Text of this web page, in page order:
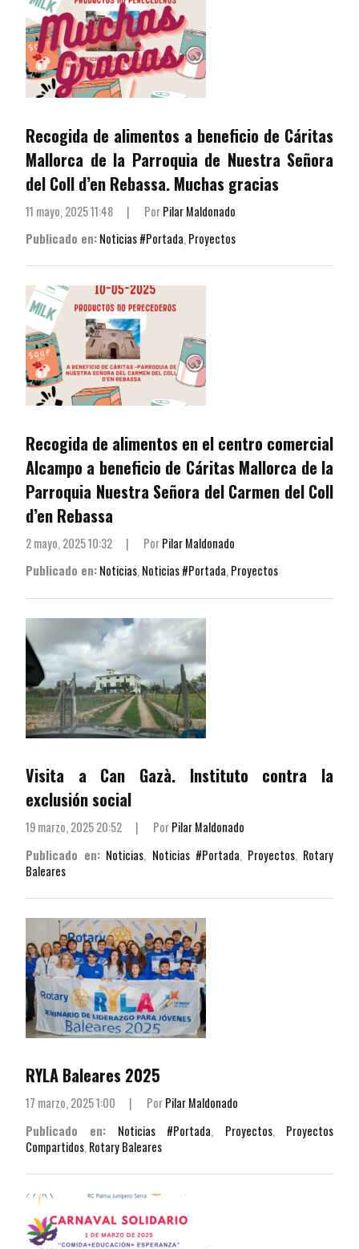
Recogida de alimentos a beneficio de Cáritas
Mallorca de la Parroquia de Nuestra Señora
del Coll d’en Rebassa. Muchas gracias
11 mayo, 2025 11:48 | PorPilar Maldonado
Publicado en:Noticias #Portada,Proyectos
Recogida de alimentos en el centro comercial
Alcampo a beneficio de Cáritas Mallorca de la
Parroquia Nuestra Señora del Carmen del Coll
d’en Rebassa
2 mayo, 2025 10:32 | PorPilar Maldonado
Publicado en:Noticias,Noticias #Portada,Proyectos
Visita a Can Gazà. Instituto contra la
exclusión social
19 marzo, 2025 20:52 | PorPilar Maldonado
Publicado en: Noticias, Noticias #Portada, Proyectos, Rotary
Baleares
RYLA Baleares 2025
17 marzo, 2025 1:00 | PorPilar Maldonado
Publicado en:
Noticias #Portada, Proyectos, Proyectos
Compartidos, Rotary Baleares